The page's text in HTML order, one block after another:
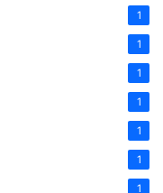
1
1
1
1
1
1
1